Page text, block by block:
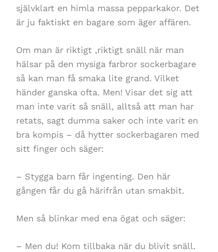
självklart en himla massa pepparkakor. Det
är ju faktiskt en bagare som äger affären.
Om man är riktigt ,riktigt snäll när man
hälsar på den mysiga farbror sockerbagare
så kan man få smaka lite grand. Vilket
händer ganska ofta. Men! Visar det sig att
man inte varit så snäll, alltså att man har
retats, sagt dumma saker och inte varit en
bra kompis – då hytter sockerbagaren med
sitt finger och säger:
– Stygga barn får ingenting. Den här
gången får du gå härifrån utan smakbit.
Men så blinkar med ena ögat och säger:
– Men du! Kom tillbaka när du blivit snäll.